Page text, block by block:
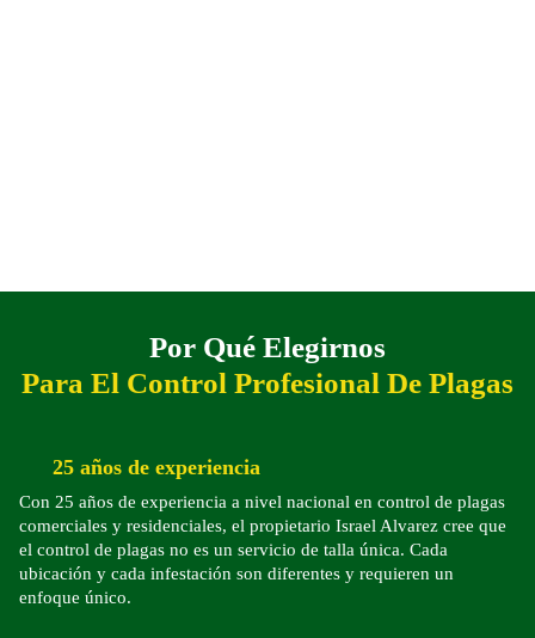
Por Qué Elegirnos
Para El Control Profesional De Plagas
25 años de experiencia
Con 25 años de experiencia a nivel nacional en control de plagas
comerciales y residenciales, el propietario Israel Alvarez cree que
el control de plagas no es un servicio de talla única. Cada
ubicación y cada infestación son diferentes y requieren un
enfoque único.